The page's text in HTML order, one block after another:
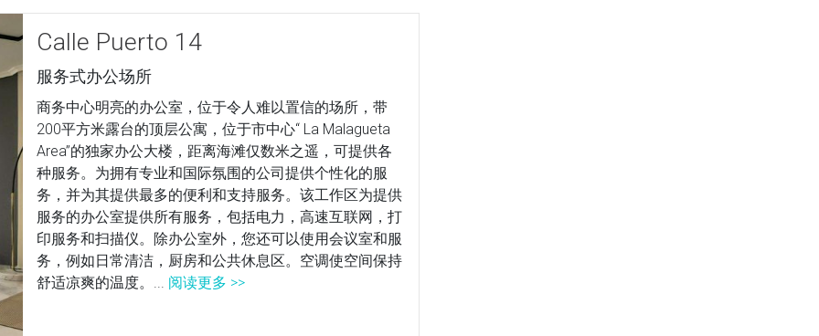
Calle Puerto 14
服务式办公场所
商务中心明亮的办公室，位于令人难以置信的场所，带
200平方米露台的顶层公寓，位于市中心“ La Malagueta
Area”的独家办公大楼，距离海滩仅数米之遥，可提供各
种服务。为拥有专业和国际氛围的公司提供个性化的服
务，并为其提供最多的便利和支持服务。该工作区为提供
服务的办公室提供所有服务，包括电力，高速互联网，打
印服务和扫描仪。除办公室外，您还可以使用会议室和服
务，例如日常清洁，厨房和公共休息区。空调使空间保持
舒适凉爽的温度。... 阅读更多 >>